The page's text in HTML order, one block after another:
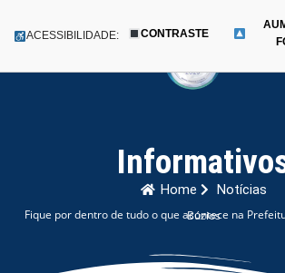
para
ACESSIBILIDADE: CONTRASTE
Home Notícias
Fique por dentro de tudo o que acontece na Prefeitura de Armação dos Búzios